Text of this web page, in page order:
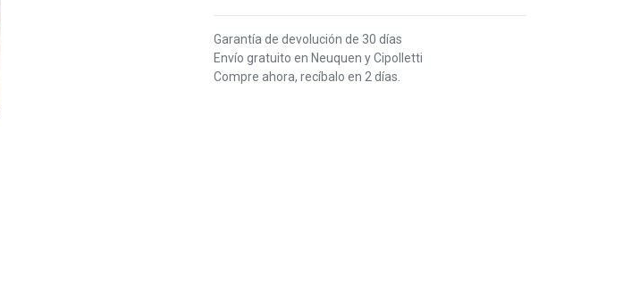
Garantía de devolución de 30 días
Envío gratuito en Neuquen y Cipolletti
Compre ahora, recíbalo en 2 días.